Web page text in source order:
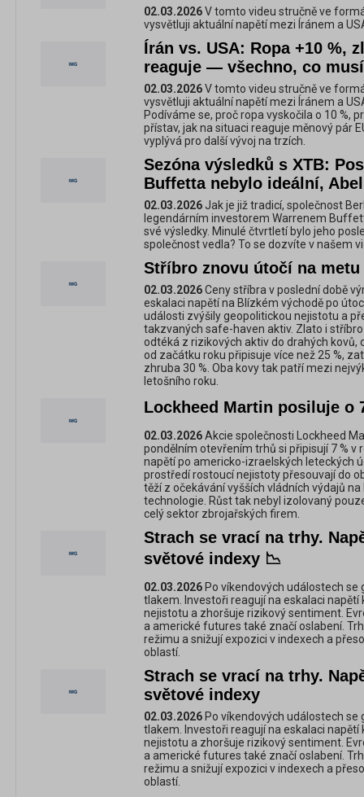
02.03.2026V tomto videu stručně ve
vysvětluji aktuální napětí mezi Íránem a
Írán vs. USA: Ropa +10 %,
reaguje — všechno, co
02.03.2026V tomto videu stručně ve
vysvětluji aktuální napětí mezi Íránem a
Podíváme se, proč ropa vyskočila o 10 %,
přístav, jak na situaci reaguje měnový pár
vyplývá pro další vývoj na trzích.
Sezóna výsledků s XTB:
Buffetta nebylo ideální,
02.03.2026Jak je již tradicí, společnost
legendárním investorem Warrenem
své výsledky. Minulé čtvrtletí bylo jeho
společnost vedla? To se dozvíte v našem
Stříbro znovu útočí na metu
02.03.2026Ceny stříbra v poslední době
eskalaci napětí na Blízkém východě po
události zvýšily geopolitickou nejistotu a
takzvaných safe-haven aktiv. Zlato i
odtéká z rizikových aktiv do drahých kovů,
od začátku roku připisuje více než 25 %,
zhruba 30 %. Oba kovy tak patří mezi
letošního roku.
Lockheed Martin posiluje o
02.03.2026Akcie společnosti Lockheed
pondělním otevřením trhů si připisují 7 % v
napětí po americko-izraelských leteckých
prostředí rostoucí nejistoty přesouvají do
těží z očekávání vyšších vládních výdajů
technologie. Růst tak nebyl izolovaný
celý sektor zbrojařských firem.
Strach se vrací na trhy.
světové indexy 📉
02.03.2026 Po víkendových událostech
tlakem. Investoři reagují na eskalaci
nejistotu a zhoršuje rizikový sentiment.
a americké futures také značí oslabení.
režimu a snižují expozici v indexech a
oblastí.
Strach se vrací na trhy.
světové indexy
02.03.2026 Po víkendových událostech
tlakem. Investoři reagují na eskalaci
nejistotu a zhoršuje rizikový sentiment.
a americké futures také značí oslabení.
režimu a snižují expozici v indexech a
oblastí.